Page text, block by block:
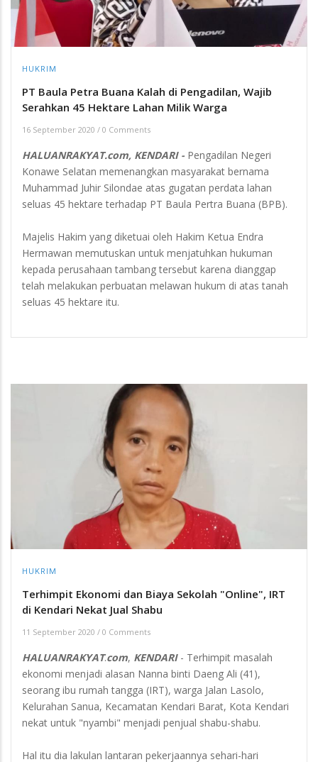
HUKRIM
PT Baula Petra Buana Kalah di Pengadilan, Wajib
Serahkan 45 Hektare Lahan Milik Warga
16 September 2020 / 0 Comments
HALUANRAKYAT.com, KENDARI - Pengadilan Negeri
Konawe Selatan memenangkan masyarakat bernama
Muhammad Juhir Silondae atas gugatan perdata lahan
seluas 45 hektare terhadap PT Baula Pertra Buana (BPB).
Majelis Hakim yang diketuai oleh Hakim Ketua Endra
Hermawan memutuskan untuk menjatuhkan hukuman
kepada perusahaan tambang tersebut karena dianggap
telah melakukan perbuatan melawan hukum di atas tanah
seluas 45 hektare itu.
HUKRIM
Terhimpit Ekonomi dan Biaya Sekolah "Online", IRT
di Kendari Nekat Jual Shabu
11 September 2020 / 0 Comments
HALUANRAKYAT.com, KENDARI- Terhimpit masalah
ekonomi menjadi alasan Nanna binti Daeng Ali (41),
seorang ibu rumah tangga (IRT), warga Jalan Lasolo,
Kelurahan Sanua, Kecamatan Kendari Barat, Kota Kendari
nekat untuk "nyambi" menjadi penjual shabu-shabu.
Hal itu dia lakulan lantaran pekerjaannya sehari-hari